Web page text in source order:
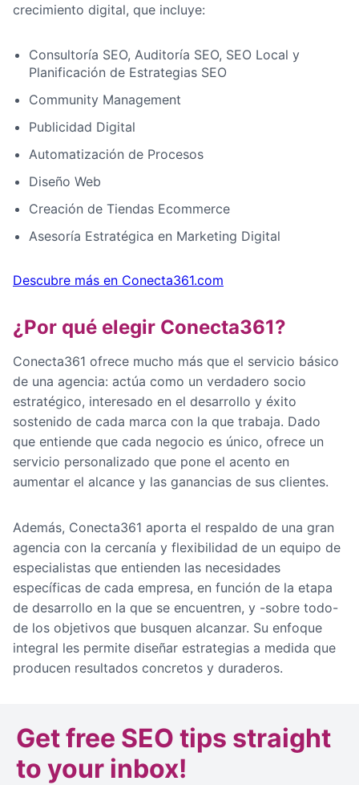
crecimiento digital, que incluye:
Consultoría SEO, Auditoría SEO, SEO Local y
Planificación de Estrategias SEO
Community Management
Publicidad Digital
Automatización de Procesos
Diseño Web
Creación de Tiendas Ecommerce
Asesoría Estratégica en Marketing Digital
Descubre más en Conecta361.com
¿Por qué elegir Conecta361?
Conecta361 ofrece mucho más que el servicio básico
de una agencia: actúa como un verdadero socio
estratégico, interesado en el desarrollo y éxito
sostenido de cada marca con la que trabaja. Dado
que entiende que cada negocio es único, ofrece un
servicio personalizado que pone el acento en
aumentar el alcance y las ganancias de sus clientes.
Además, Conecta361 aporta el respaldo de una gran
agencia con la cercanía y flexibilidad de un equipo de
especialistas que entienden las necesidades
específicas de cada empresa, en función de la etapa
de desarrollo en la que se encuentren, y -sobre todo-
de los objetivos que busquen alcanzar. Su enfoque
integral les permite diseñar estrategias a medida que
producen resultados concretos y duraderos.
Getfree SEO tips straight
to your inbox!